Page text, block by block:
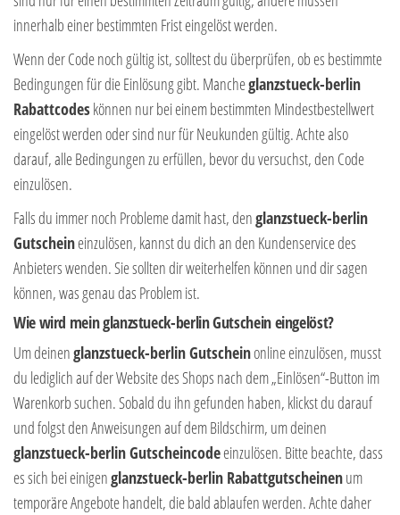
innerhalb einer bestimmten Frist eingelöst werden.
Wenn der Code noch gültig ist, solltest du überprüfen, ob es bestimmte
Bedingungen für die Einlösung gibt. Mancheglanzstueck-berlin
Rabattcodeskönnen nur bei einem bestimmten Mindestbestellwert
eingelöst werden oder sind nur für Neukunden gültig. Achte also
darauf, alle Bedingungen zu erfüllen, bevor du versuchst, den Code
einzulösen.
Falls du immer noch Probleme damit hast, denglanzstueck-berlin
Gutscheineinzulösen, kannst du dich an den Kundenservice des
Anbieters wenden. Sie sollten dir weiterhelfen können und dir sagen
können, was genau das Problem ist.
Wie wird mein glanzstueck-berlin Gutschein eingelöst?
Um deinenglanzstueck-berlin Gutscheinonline einzulösen, musst
du lediglich auf der Website des Shops nach dem „Einlösen“-Button im
Warenkorb suchen. Sobald du ihn gefunden haben, klickst du darauf
und folgst den Anweisungen auf dem Bildschirm, um deinen
glanzstueck-berlin Gutscheincodeeinzulösen. Bitte beachte, dass
es sich bei einigenglanzstueck-berlin Rabattgutscheinenum
temporäre Angebote handelt, die bald ablaufen werden. Achte daher